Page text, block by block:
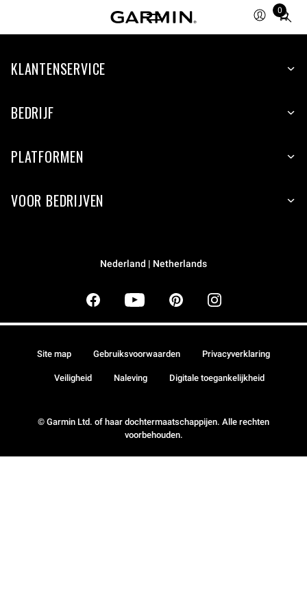
0
Total
items
cart:
KLANTENSERVICE
BEDRIJF
PLATFORMEN
VOOR BEDRIJVEN
Nederland | Netherlands
© Garmin Ltd. of haar dochtermaatschappijen. Alle rechten
voorbehouden.
Site map Gebruiksvoorwaarden Privacyverklaring
Veiligheid Naleving Digitale toegankelijkheid